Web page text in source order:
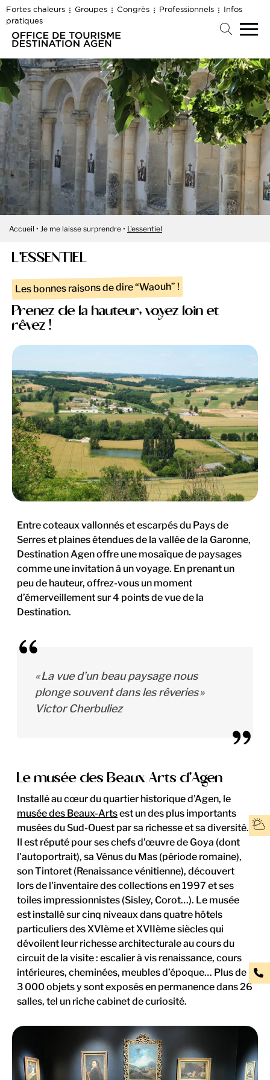
Fortes chaleurs Groupes Congrès Professionnels
Infos
pratiques
Accueil Je me laisse surprendre L'essentiel
L'ESSENTIEL
Les bonnes raisons de dire “Waouh” !
Prenez de la hauteur, voyez loin et
rêvez !
Entre coteaux vallonnés et escarpés du Pays de
Serres et plaines étendues de la vallée de la Garonne,
Destination Agen offre une mosaïque de paysages
comme une invitation à un voyage. En prenant un
peu de hauteur, offrez-vous un moment
d’émerveillement sur 4 points de vue de la
Destination.
« La vue d’un beau paysage nous
plonge souvent dans les rêveries »
Victor Cherbuliez
Le musée des Beaux Arts d'Agen
Installé au cœur du quartier historique d’Agen, le
musée des Beaux-Artsest un des plus importants
musées du Sud-Ouest par sa richesse et sa diversité.
Il est réputé pour ses chefs d’œuvre de Goya (dont
l'autoportrait), sa Vénus du Mas (période romaine),
son Tintoret (Renaissance vénitienne), découvert
lors de l'inventaire des collections en 1997 et ses
toiles impressionnistes (Sisley, Corot…). Le musée
est installé sur cinq niveaux dans quatre hôtels
particuliers des XVIème et XVIIème siècles qui
dévoilent leur richesse architecturale au cours du
circuit de la visite : escalier à vis renaissance, cours
intérieures, cheminées, meubles d’époque… Plus de
3 000 objets y sont exposés en permanence dans 26
salles, tel un riche cabinet de curiosité.